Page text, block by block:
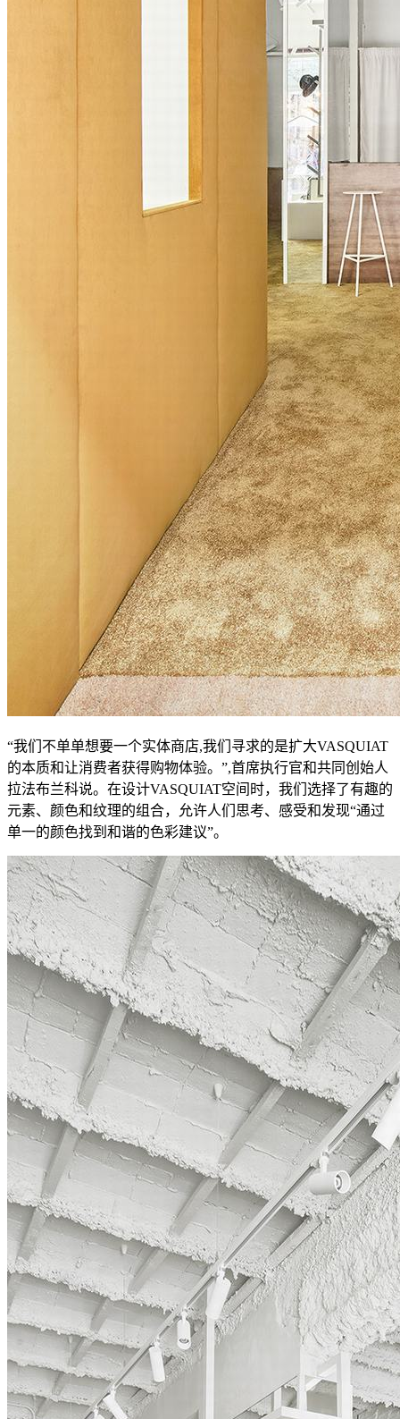
“我们不单单想要一个实体商店,我们寻求的是扩大VASQUIAT
的本质和让消费者获得购物体验。”,首席执行官和共同创始人
拉法布兰科说。在设计VASQUIAT空间时，我们选择了有趣的
元素、颜色和纹理的组合，允许人们思考、感受和发现“通过
单一的颜色找到和谐的色彩建议”。